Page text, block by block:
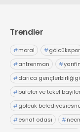
Trendler
#moral #gölcükspor
#antrenman #
#darıca
#büfeler ve tekel
#gölcük
#esnaf odası #